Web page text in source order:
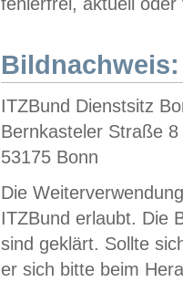
fehlerfrei, aktuell oder
Bildnachweis:
ITZBund Dienstsitz
Bernkasteler Straße 8
53175 Bonn
Die
ITZBund erlaubt. Die
sind geklärt. Sollte
er sich bitte beim